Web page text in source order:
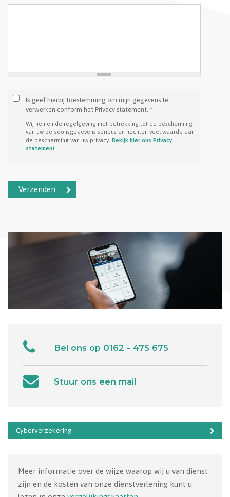
Ik geef hierbij toestemming om mijn gegevens te
verwerken conform het Privacy statement. *
Wij nemen de regelgeving met betrekking tot de bescherming
van uw persoonsgegevens serieus en hechten veel waarde aan
de bescherming van uw privacy. Bekijk hier ons Privacy
statement
Bel ons op 0162 - 475 675
Stuur ons een mail
Cyberverzekering
Meer informatie over de wijze waarop wij u van dienst
zijn en de kosten van onze dienstverlening kunt u